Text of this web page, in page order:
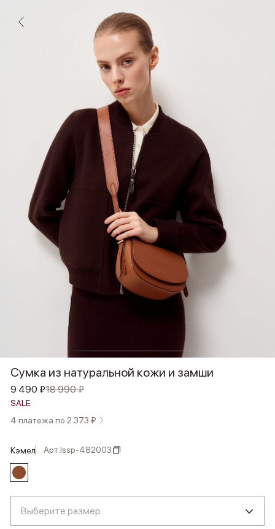
Сумка из натуральной кожи и замши
9 490 ₽18 990 ₽
SALE
4 платежа по 2 373 ₽
кэмел Арт.lssp-482003
Выберите размер